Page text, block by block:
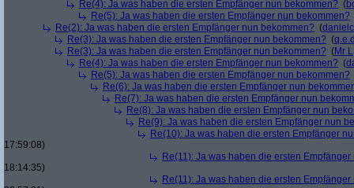
Re(4): Ja was haben die ersten Empfänger nun bekommen? (
Re(5): Ja was haben die ersten Empfänger nun bekommen?
Re(2): Ja was haben die ersten Empfänger nun bekommen? (
Re(3): Ja was haben die ersten Empfänger nun bekommen? (
Re(3): Ja was haben die ersten Empfänger nun bekommen? (Mr L
Re(4): Ja was haben die ersten Empfänger nun bekommen? (
Re(5): Ja was haben die ersten Empfänger nun bekommen?
Re(6): Ja was haben die ersten Empfänger nun
Re(7): Ja was haben die ersten Empfänger nun
Re(8): Ja was haben die ersten Empfänger nun
Re(9): Ja was haben die ersten Empfänger nun
Re(10): Ja was haben die ersten Empfänger
17:59:08)
Re(11): Ja was haben die ersten
18:14:35)
Re(11): Ja was haben die ersten